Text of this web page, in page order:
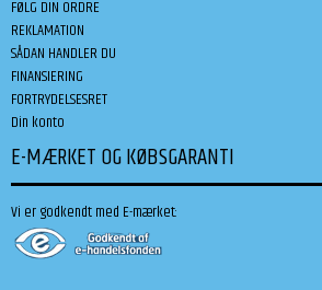
FØLG DIN ORDRE
REKLAMATION
SÅDAN HANDLER DU
FINANSIERING
FORTRYDELSESRET
Din konto
E-MÆRKET OG KØBSGARANTI
Vi er godkendt med E-mærket: